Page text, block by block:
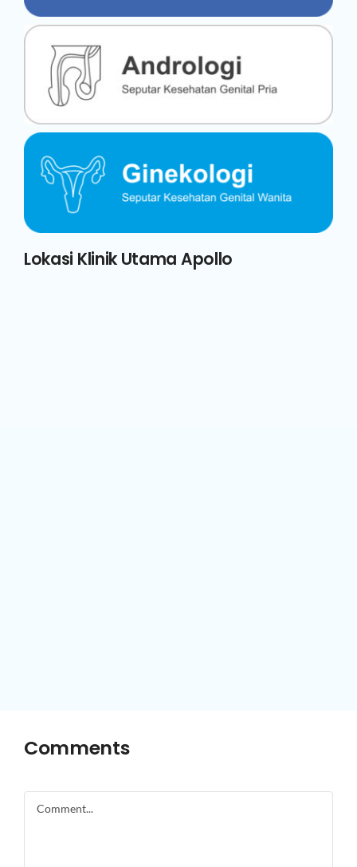
Lokasi Klinik Utama Apollo
Comments
Comment